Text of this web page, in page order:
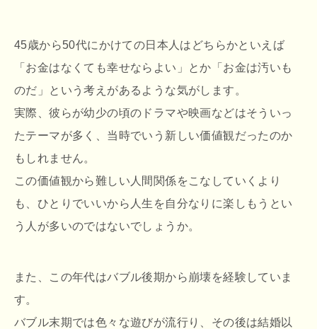
45歳から50代にかけての日本人はどちらかといえば
「お金はなくても幸せならよい」とか「お金は汚いも
のだ」という考えがあるような気がします。
実際、彼らが幼少の頃のドラマや映画などはそういっ
たテーマが多く、当時でいう新しい価値観だったのか
もしれません。
この価値観から難しい人間関係をこなしていくより
も、ひとりでいいから人生を自分なりに楽しもうとい
う人が多いのではないでしょうか。
また、この年代はバブル後期から崩壊を経験していま
す。
バブル末期では色々な遊びが流行り、その後は結婚以